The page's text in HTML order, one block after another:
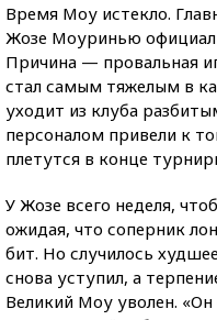
Время Моу истекло.
Жозе Моуринью
Причина — провальная
стал самым тяжелым в
уходит из клуба
персоналом привели к
плетутся в конце
У Жозе всего неделя,
ожидая, что соперник
бит. Но случилось
снова уступил, а
Великий Моу уволен.